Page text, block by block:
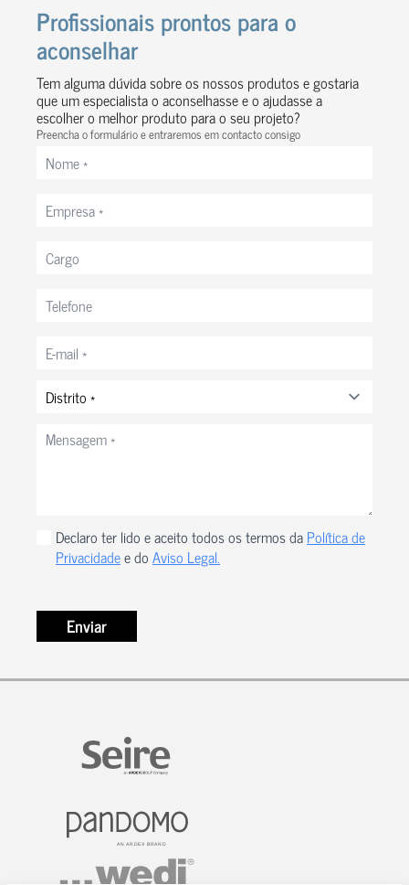
Ver obra
Profissionais prontos para o
aconselhar
Tem alguma dúvida sobre os nossos produtos e gostaria
que um especialista o aconselhasse e o ajudasse a
escolher o melhor produto para o seu projeto?
Preencha o formulário e entraremos em contacto consigo
eletrónico
Distrito
Mensagem
Privacidade
Declaro ter lido e aceito todos os termos daPolítica de
Privacidadee doAviso Legal.
Enviar